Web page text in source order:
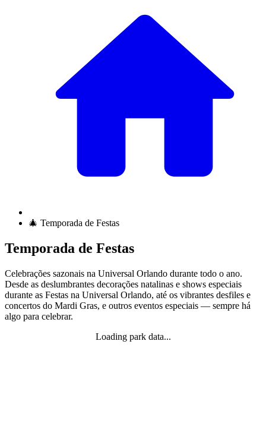
🎄 Temporada de Festas
Temporada de Festas
Celebrações sazonais na Universal Orlando durante todo o ano.
Desde as deslumbrantes decorações natalinas e shows especiais
durante as Festas na Universal Orlando, até os vibrantes desfiles e
concertos do Mardi Gras, e outros eventos especiais — sempre há
algo para celebrar.
Loading park data...